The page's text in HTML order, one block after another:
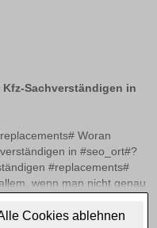
Cookies ablehnen
Sachverständigen in
Woran
in #seo_ort#?
#replacements#
wenn man nicht genau
Zertifizierungen und
als wichtige Indikatoren